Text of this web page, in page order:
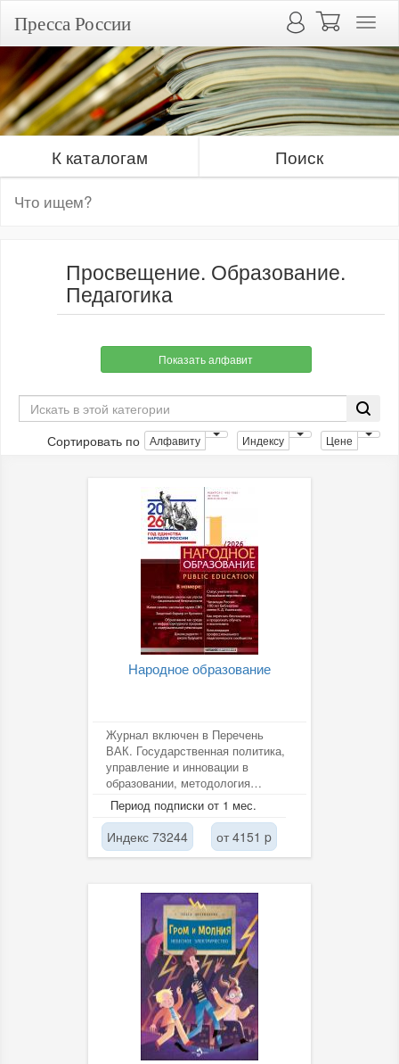
Пресса России
К каталогам Поиск
Просвещение. Образование.
Педагогика
Показать алфавит
Сортировать по Алфавиту Индексу Цене
Народное образование
Журнал включен в Перечень
ВАК. Государственная политика,
управление и инновации в
образовании, методология
воспитания и обучения,
нормативные...
Период подписки от 1 мес.
Индекс 73244 от 4151 p